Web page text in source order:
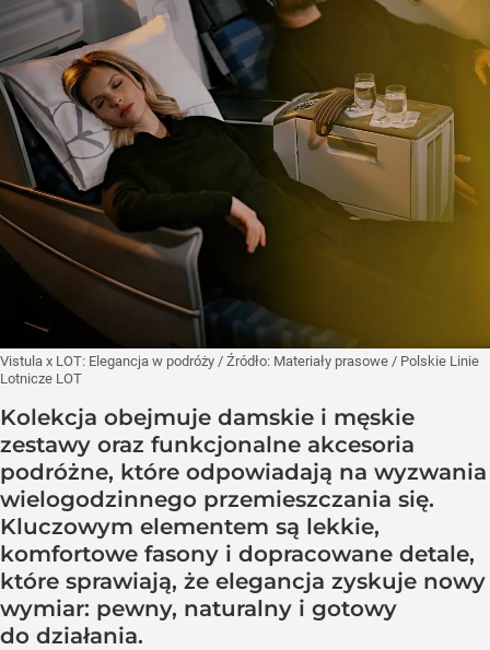
Vistula x LOT: Elegancja w podróży / Źródło: Materiały prasowe / Polskie Linie
Lotnicze LOT
Kolekcja obejmuje damskie i męskie
zestawy oraz funkcjonalne akcesoria
podróżne, które odpowiadają na wyzwania
wielogodzinnego przemieszczania się.
Kluczowym elementem są lekkie,
komfortowe fasony i dopracowane detale,
które sprawiają, że elegancja zyskuje nowy
wymiar: pewny, naturalny i gotowy
do działania.